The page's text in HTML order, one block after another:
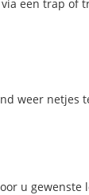
een trap of
weer netjes
u gewenste